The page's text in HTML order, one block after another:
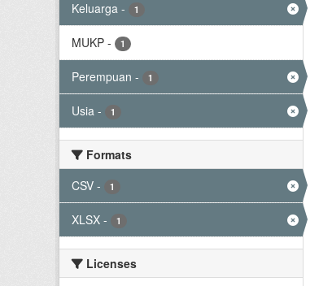
Keluarga - 1
MUKP - 1
Perempuan - 1
Usia - 1
Formats
CSV - 1
XLSX - 1
Licenses